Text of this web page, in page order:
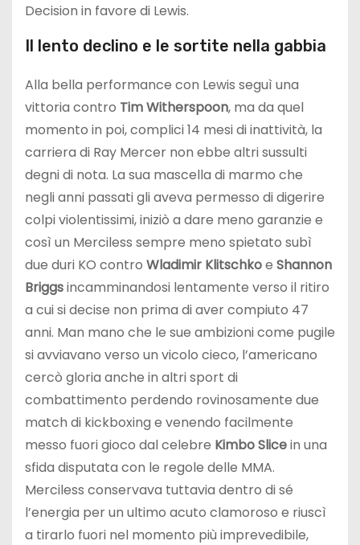
Decision in favore di Lewis.
Il lento declino e le sortite nella gabbia
Alla bella performance con Lewis seguì una
vittoria contro Tim Witherspoon, ma da quel
momento in poi, complici 14 mesi di inattività, la
carriera di Ray Mercer non ebbe altri sussulti
degni di nota. La sua mascella di marmo che
negli anni passati gli aveva permesso di digerire
colpi violentissimi, iniziò a dare meno garanzie e
così un Merciless sempre meno spietato subì
due duri KO contro Wladimir Klitschkoe Shannon
Briggsincamminandosi lentamente verso il ritiro
a cui si decise non prima di aver compiuto 47
anni. Man mano che le sue ambizioni come pugile
si avviavano verso un vicolo cieco, l’americano
cercò gloria anche in altri sport di
combattimento perdendo rovinosamente due
match di kickboxing e venendo facilmente
messo fuori gioco dal celebre Kimbo Slicein una
sfida disputata con le regole delle MMA.
Merciless conservava tuttavia dentro di sé
l’energia per un ultimo acuto clamoroso e riuscì
a tirarlo fuori nel momento più imprevedibile,